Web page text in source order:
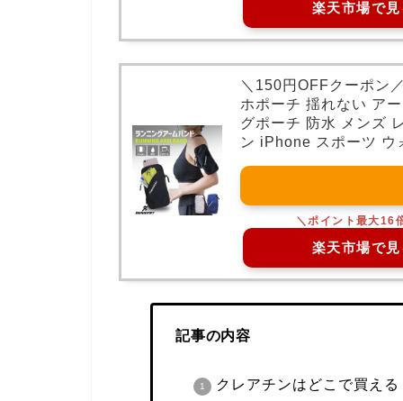
楽天市場で
＼150円OFFクーポン
ホポーチ 揺れない ア
グポーチ 防水 メンズ
ン iPhone スポーツ ウ
楽天市場で
記事の内容
クレアチンはどこで買える